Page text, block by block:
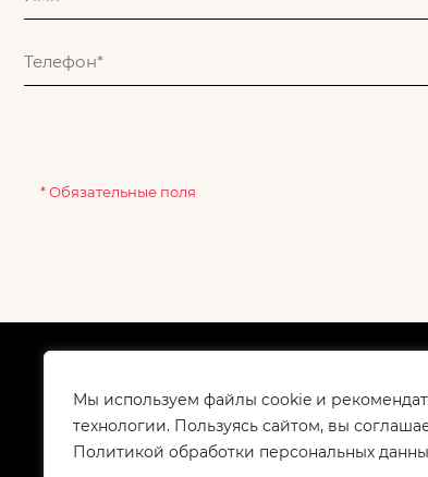
Мы используем файлы cookie и
технологии. Пользуясь сайтом, вы
Политикой обработки персональных
* Обязательные поля
Корпоративным клиентам
Контакты